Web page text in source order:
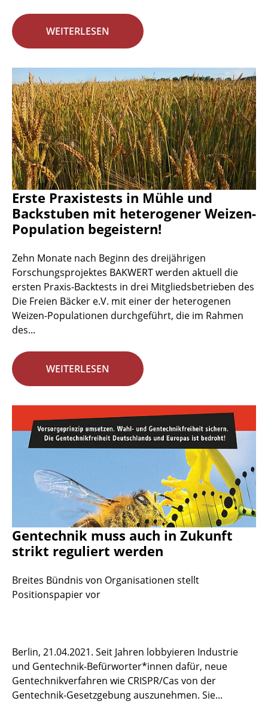
WEITERLESEN
Erste Praxistests in Mühle und
Backstuben mit heterogener Weizen-
Population begeistern!
Zehn Monate nach Beginn des dreijährigen
Forschungsprojektes BAKWERT werden aktuell die
ersten Praxis-Backtests in drei Mitgliedsbetrieben des
Die Freien Bäcker e.V. mit einer der heterogenen
Weizen-Populationen durchgeführt, die im Rahmen
des...
WEITERLESEN
Gentechnik muss auch in Zukunft
strikt reguliert werden
Breites Bündnis von Organisationen stellt
Positionspapier vor
Berlin, 21.04.2021. Seit Jahren lobbyieren Industrie
und Gentechnik-Befürworter*innen dafür, neue
Gentechnikverfahren wie CRISPR/Cas von der
Gentechnik-Gesetzgebung auszunehmen. Sie...